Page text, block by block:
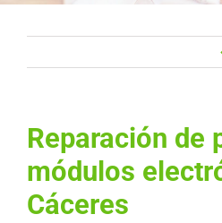
Reparación de
módulos
Cáceres